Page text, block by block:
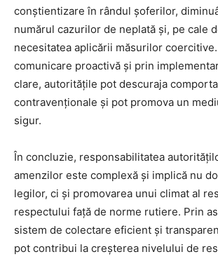
conștientizare în rândul șoferilor,
numărul cazurilor de neplată și, pe cale
necesitatea aplicării măsurilor
comunicare proactivă și prin
clare, autoritățile pot descuraja
contravenționale și pot promova un
sigur.
În concluzie, responsabilitatea
amenzilor este complexă și implică nu
legilor, ci și promovarea unui climat al
respectului față de norme rutiere. Prin
sistem de colectare eficient și
pot contribui la creșterea nivelului de